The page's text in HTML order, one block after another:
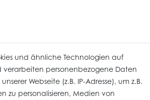
und ähnliche Technologien auf
verarbeiten personenbezogene Daten
Webseite (z.B. IP-Adresse), um z.B.
zu personalisieren, Medien von